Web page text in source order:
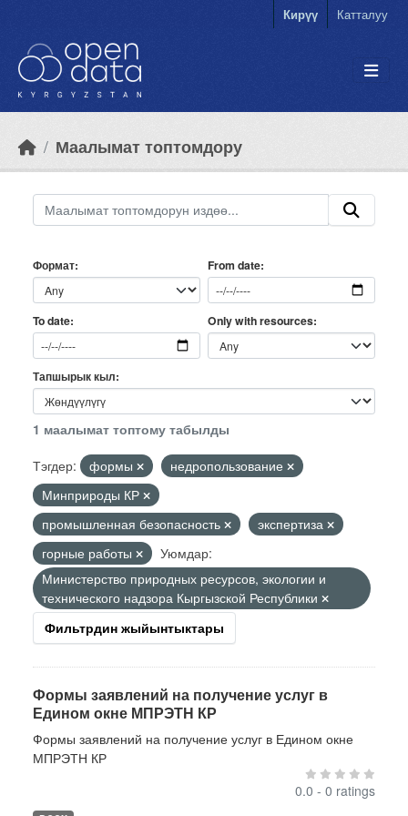
Кирүү Катталуу
Маалымат топтомдору
Формат From date
To date Only with resources
Тапшырык кыл
1 маалымат топтому табылды
Тэгдер:
формы
недропользование
Минприроды КР
промышленная безопасность
экспертиза
горные работы
Уюмдар:
Министерство природных ресурсов, экологии и
технического надзора Кыргызской Республики
Фильтрдин жыйынтыктары
Формы заявлений на получение услуг в
Едином окне МПРЭТН КР
Формы заявлений на получение услуг в Едином окне
МПРЭТН КР
0.0 - 0 ratings